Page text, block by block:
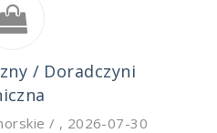
/ Doradczyni
/ , 2026-07-30